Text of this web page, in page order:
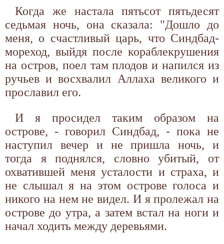
Когда же настала пятьсот пятьдесят
седьмая ночь, она сказала: "Дошло до
меня, о счастливый царь, что Синдбад-
мореход, выйдя после кораблекрушения
на остров, поел там плодов и напился из
ручьев и восхвалил Аллаха великого и
прославил его.
И я просидел таким образом на
острове, - говорил Синдбад, - пока не
наступил вечер и не пришла ночь, и
тогда я поднялся, словно убитый, от
охватившей меня усталости и страха, и
не слышал я на этом острове голоса и
никого на нем не видел. И я пролежал на
острове до утра, а затем встал на ноги и
начал ходить между деревьями.